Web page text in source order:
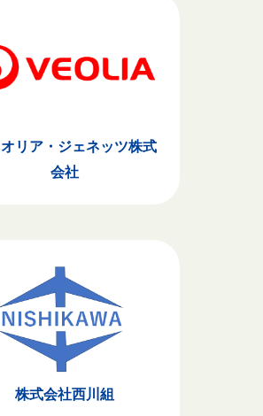
リア・ジェネッツ株式
会社
株式会社西川組